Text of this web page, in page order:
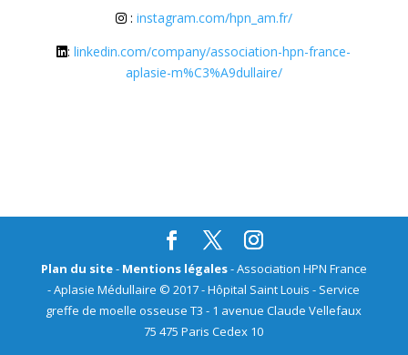
: instagram.com/hpn_am.fr/
:linkedin.com/company/association-hpn-france-
aplasie-m%C3%A9dullaire/
Plan du site- Mentions légales- Association HPN France
- Aplasie Médullaire © 2017 - Hôpital Saint Louis - Service
greffe de moelle osseuse T3 - 1 avenue Claude Vellefaux
75 475 Paris Cedex 10